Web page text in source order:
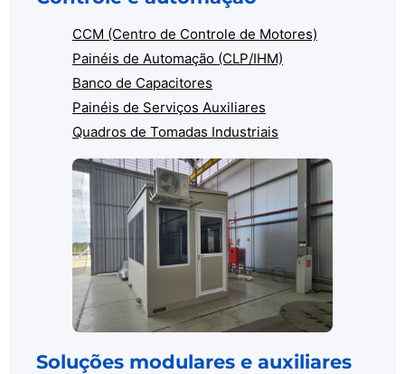
CCM (Centro de Controle de Motores)
Painéis de Automação (CLP/IHM)
Banco de Capacitores
Painéis de Serviços Auxiliares
Quadros de Tomadas Industriais
Soluções modulares e auxiliares